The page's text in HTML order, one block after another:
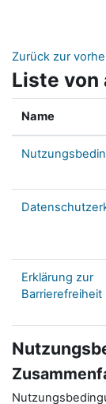
Zurück zur
Liste von
Name
Erklärung zur
Barrierefreiheit